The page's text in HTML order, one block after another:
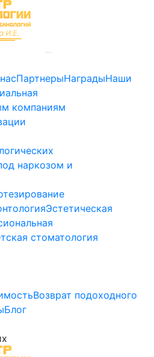
ПартнерыНаградыНаши
компаниям
наркозом и
Эстетическая
стоматология
Возврат подоходного
Блог